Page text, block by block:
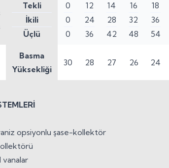
Tekli
İkili
Üçlü
0
0
0
12
24
36
14
28
42
16
32
48
18
36
54
Basma
Yüksekliği
30 28 27 26 24
opsiyonlu şase-kollektör
vanalar